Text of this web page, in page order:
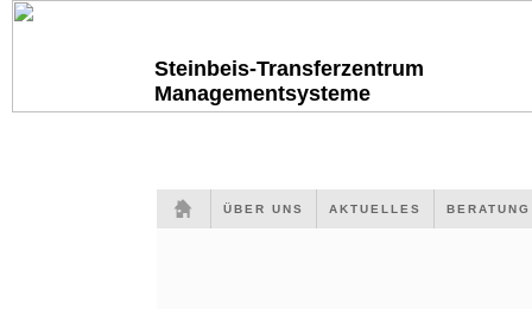
Steinbeis-Transferzentrum
Managementsysteme
ÜBER UNS AKTUELLES